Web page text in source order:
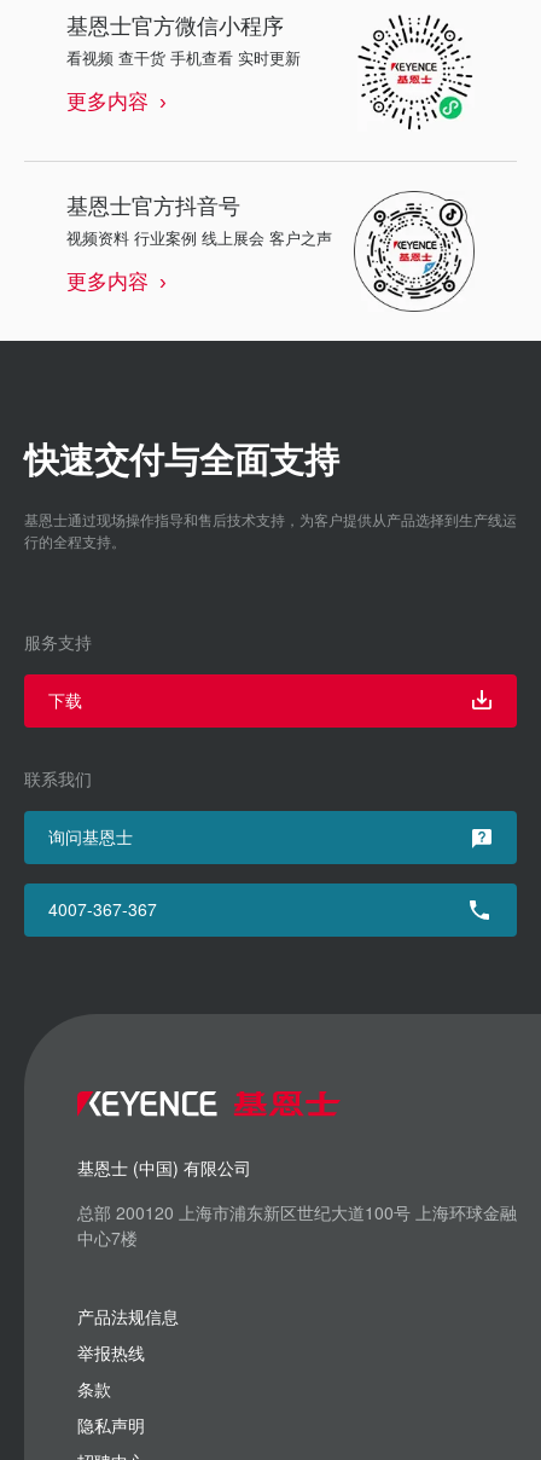
基恩士官方微信小程序
看视频 查干货 手机查看 实时更新
更多内容
基恩士官方抖音号
视频资料 行业案例 线上展会 客户之声
更多内容
快速交付与全面支持
基恩士通过现场操作指导和售后技术支持，为客户提供从产品选择到生产线运
行的全程支持。
服务支持
下载
联系我们
询问基恩士
4007-367-367
基恩士 (中国) 有限公司
总部 200120 上海市浦东新区世纪大道100号 上海环球金融
中心7楼
产品法规信息
举报热线
条款
隐私声明